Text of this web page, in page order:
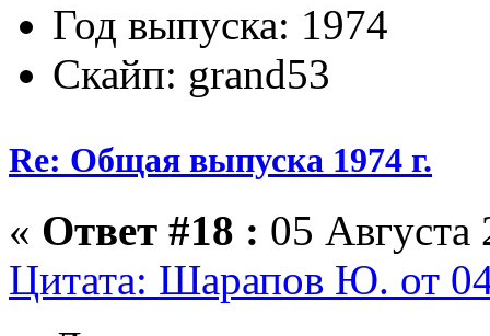
Год выпуска: 1974
Скайп: grand53
Re: Общая выпуска 1974 г.
« Ответ #18 : 05 Августа
Цитата: Шарапов Ю. от